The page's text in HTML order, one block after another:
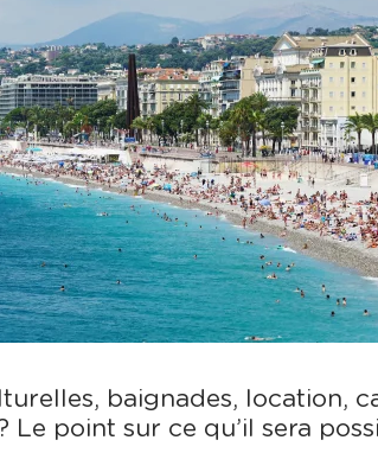
baignades, location,
Le point sur ce qu’il sera